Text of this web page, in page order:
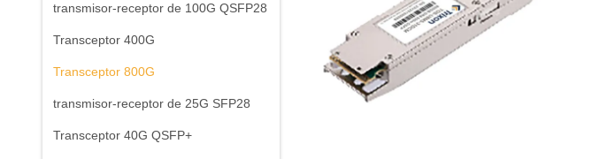
transmisor-receptor de 100G QSFP28
Transceptor 400G
Transceptor 800G
transmisor-receptor de 25G SFP28
Transceptor 40G QSFP+